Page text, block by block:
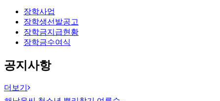
장학사업
장학생선발공고
장학금지급현황
장학금수여식
공지사항
더보기